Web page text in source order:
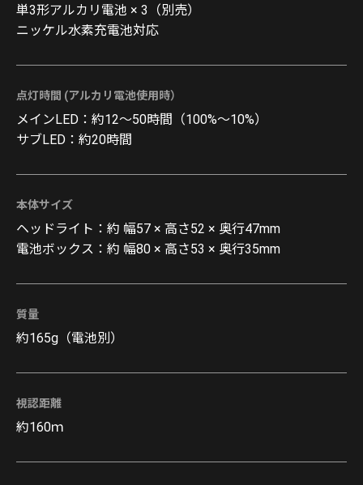
単3形アルカリ電池 × 3（別売）
ニッケル水素充電池対応
点灯時間 (アルカリ電池使用時）
メインLED：約12〜50時間（100%〜10%）
サブLED：約20時間
本体サイズ
ヘッドライト：約 幅57 × 高さ52 × 奥行47mm
電池ボックス：約 幅80 × 高さ53 × 奥行35mm
質量
約165g（電池別）
視認距離
約160ｍ